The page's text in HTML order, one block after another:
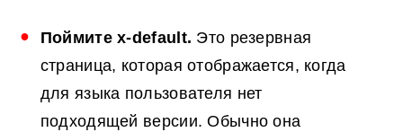
Поймите x-default. Это резервная
страница, которая отображается, когда
для языка пользователя нет
подходящей версии. Обычно она